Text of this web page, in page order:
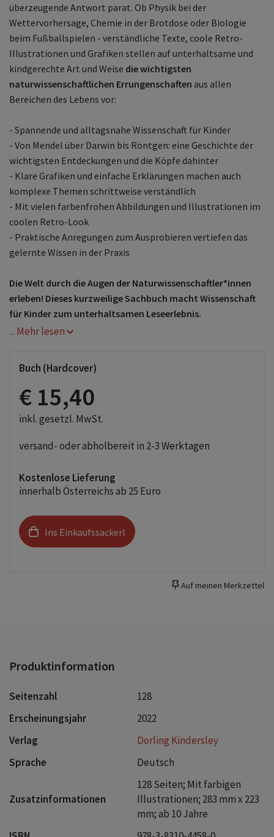
überzeugende Antwort parat. Ob Physik bei der
Wettervorhersage, Chemie in der Brotdose oder Biologie
beim Fußballspielen - verständliche Texte, coole Retro-
Illustrationen und Grafiken stellen auf unterhaltsame und
kindgerechte Art und Weise die wichtigsten
naturwissenschaftlichen Errungenschaften aus allen
Bereichen des Lebens vor:
- Spannende und alltagsnahe Wissenschaft für Kinder
- Von Mendel über Darwin bis Röntgen: eine Geschichte der
wichtigsten Entdeckungen und die Köpfe dahinter
- Klare Grafiken und einfache Erklärungen machen auch
komplexe Themen schrittweise verständlich
- Mit vielen farbenfrohen Abbildungen und Illustrationen im
coolen Retro-Look
- Praktische Anregungen zum Ausprobieren vertiefen das
gelernte Wissen in der Praxis
Die Welt durch die Augen der Naturwissenschaftler*innen
erleben! Dieses kurzweilige Sachbuch macht Wissenschaft
für Kinder zum unterhaltsamen Leseerlebnis.
... Mehr lesen
Buch (Hardcover)
€ 15,40
inkl. gesetzl. MwSt.
versand- oder abholbereit in 2-3 Werktagen
Kostenlose Lieferung
innerhalb Österreichs ab 25 Euro
Ins Einkaufssackerl
Auf meinen Merkzettel
Produktinformation
Seitenzahl
128
Erscheinungsjahr
2022
Verlag
Dorling Kindersley
Sprache
Deutsch
Zusatzinformationen
128 Seiten; Mit farbigen
Illustrationen; 283 mm x 223
mm; ab 10 Jahre